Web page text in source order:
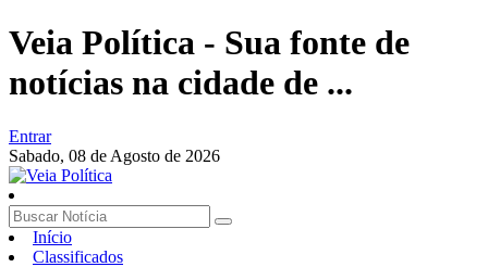
Veia Política - Sua fonte de
notícias na cidade de ...
Entrar
Sabado, 08 de Agosto de 2026
Início
Classificados